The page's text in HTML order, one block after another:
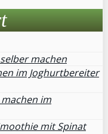
machen
im Joghurtbereiter
im
mit Spinat